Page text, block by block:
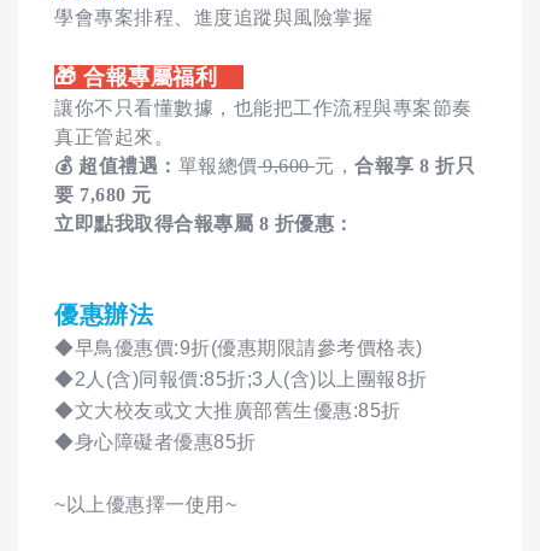
學會專案排程、進度追蹤與風險掌握
🎁 合報專屬福利
讓你不只看懂數據，也能把工作流程與專案節奏
真正管起來。
💰 超值禮遇： 單報總價9,600元， 合報享 8 折只
要 7,680 元
立即點我取得合報專屬 8 折優惠：
優惠辦法
◆早鳥優惠價:9折(優惠期限請參考價格表)
◆2人(含)同報價:85折;3人(含)以上團報8折
◆文大校友或文大推廣部舊生優惠:85折
◆身心障礙者優惠85折
~以上優惠擇一使用~